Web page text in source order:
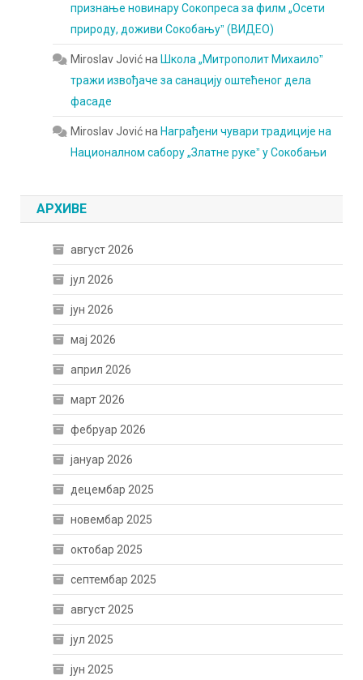
признање новинару Сокопреса за филм „Осети
природу, доживи Сокобањуˮ (ВИДЕО)
Miroslav Jovićна Школа „Митрополит Михаилоˮ
тражи извођаче за санацију оштећеног дела
фасаде
Miroslav Jovićна Награђени чувари традиције на
Националном сабору „Златне рукеˮ у Сокобањи
АРХИВЕ
август 2026
јул 2026
јун 2026
мај 2026
април 2026
март 2026
фебруар 2026
јануар 2026
децембар 2025
новембар 2025
октобар 2025
септембар 2025
август 2025
јул 2025
јун 2025